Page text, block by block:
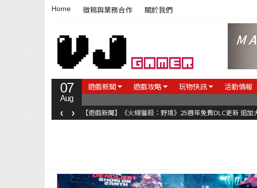
Home 徵稿與業務合作 關於我們
07
Aug
遊戲新聞 遊戲攻略 玩物快訊 活動情報
【遊戲新聞】《火線獵殺：野境》25週年免費DLC更新 追
‹ ›